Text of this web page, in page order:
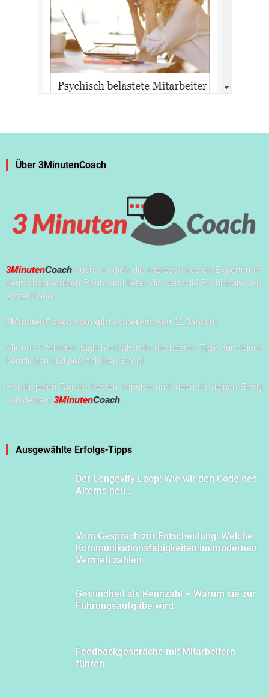
Über 3MinutenCoach
3MinutenCoach sucht für dich die interessantesten Experten im
deutschsprachigen Raum und liefert dir wertvolle Fachinhalte aus
erster Hand.
3MinutenCoach.com gibt es bereits seit 11 Jahren!
Mit nur 3 Minuten täglich erhältst du die besten Tipps für deinen
beruflichen und persönlichen Erfolg!
Hol dir jeden Tag die besten Impulse und Ideen für deinen Erfolg
von deinem 3MinutenCoach!
Ausgewählte Erfolgs-Tipps
Der Longevity Loop: Wie wir den Code des
Alterns neu...
Vom Gespräch zur Entscheidung: Welche
Kommunikationsfähigkeiten im modernen
Vertrieb zählen
Gesundheit als Kennzahl – Warum sie zur
Führungsaufgabe wird
Feedbackgespräche mit Mitarbeitern
führen